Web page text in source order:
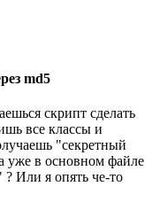
md5
скрипт сделать
все классы и
"секретный
уже в основном файле
Или я опять че-то